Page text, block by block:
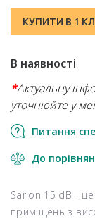
КУПИТИ В 1
В наявності
*Актуальну
уточнюйте у
Питання
До
Sarlon 15 dB - це
приміщень з